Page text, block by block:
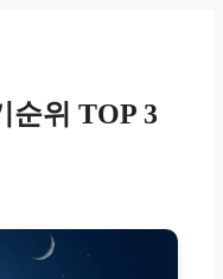
순위 TOP 3